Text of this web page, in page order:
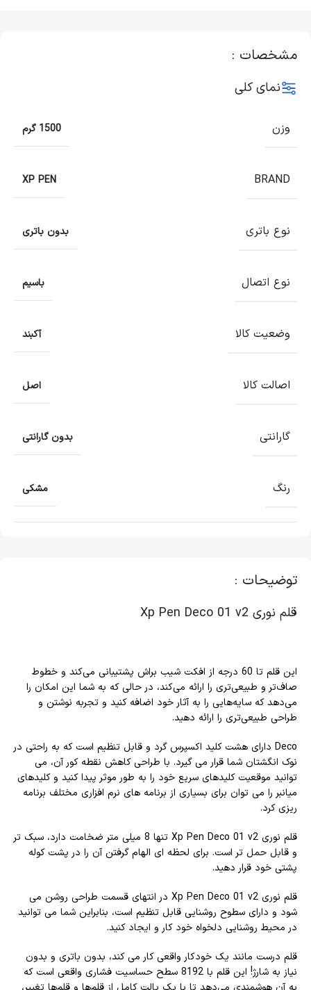
توضیحات :
قلم نوری Xp Pen Deco 01 v2
این قلم تا 60 درجه از افکت شیب براش پشتیبانی می‌کند و خطوط
صاف‌تر و طبیعی‌تری را ارائه می‌کند، در حالی که به شما این امکان را
می‌دهد که سایه‌هایی را به آثار خود اضافه کنید و تجربه نوشتن و
طراحی طبیعی‌تری را ارائه دهید.
Deco دارای هشت کلید اکسپرس گرد و قابل تنظیم است که به راحتی در
نوک انگشتان شما قرار می گیرد. با طراحی کاهش نقطه کور آن، می
توانید موقعیت کلیدهای سریع خود را به طور موثر پیدا کنید و کلیدهای
میانبر را می توان برای بسیاری از برنامه های نرم افزاری مختلف برنامه
ریزی کرد.
قلم نوری Xp Pen Deco 01 v2 تنها 8 میلی متر ضخامت دارد، سبک تر
و قابل حمل تر است. برای لحظه ای الهام گرفتن آن را در پشت کوله
پشتی خود قرار دهید.
قلم نوری Xp Pen Deco 01 v2 در انتهای قسمت طراحی روشن می
شود و دارای سطوح روشنایی قابل تنظیم است، بنابراین شما می توانید
در محیط روشنایی دلخواه خود کار و ایجاد کنید.
قلم درست مانند یک خودکار واقعی کار می کند، بدون باتری و بدون
نیاز به شارژ! این قلم با 8192 سطح حساسیت فشاری واقعی است که
مشخصات :
نمای کلی
وزن 1500 گرم
BRAND
XP PEN
نوع باتری بدون باتری
نوع اتصال باسیم
وضعیت کالا آکبند
اصالت کالا اصل
گارانتی بدون گارانتی
رنگ مشکی